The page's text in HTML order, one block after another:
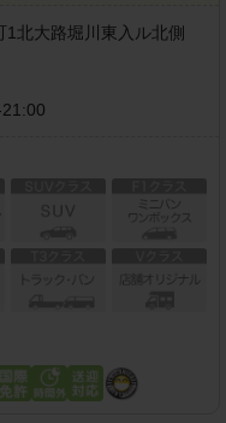
北大路堀川東入ル北側